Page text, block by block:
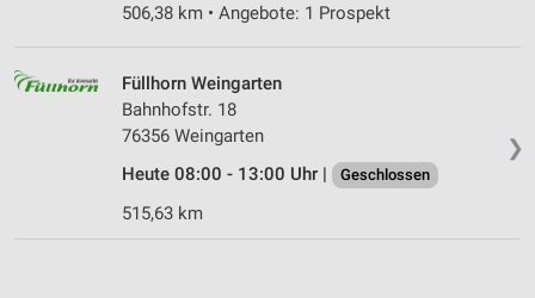
506,38 km • Angebote: 1 Prospekt
❯
Füllhorn Weingarten
Bahnhofstr. 18
76356 Weingarten
Heute 08:00 - 13:00 Uhr |
Geschlossen
515,63 km